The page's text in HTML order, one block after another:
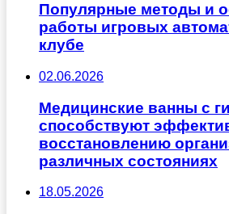
Популярные методы и
работы игровых
клубе
02.06.2026
Медицинские ванны с
способствуют
восстановлению
различных состояниях
18.05.2026